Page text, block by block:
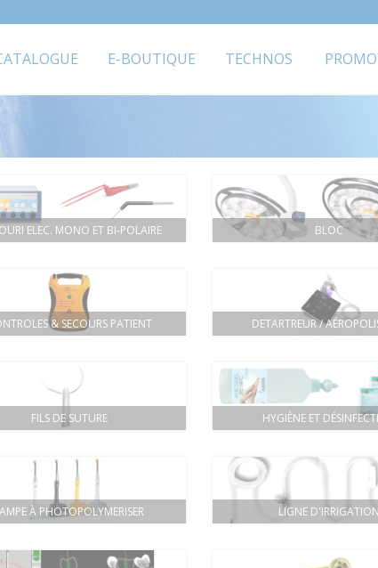
E-BOUTIQUE TECHNOS
ELEC. MONO ET BI-POLAIRE BLOC
& SECOURS PATIENT DETARTREUR /
FILS DE SUTURE HYGIÈNE ET
À PHOTOPOLYMERISER LIGNE D'IRRIGATION